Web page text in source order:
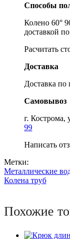
Способы
Колено 60°
доставкой по
Расчитать
Доставка
Доставка по
Самовывоз
г. Кострома,
99
Написать
Метки:
Металлические
Колена труб
Похожие